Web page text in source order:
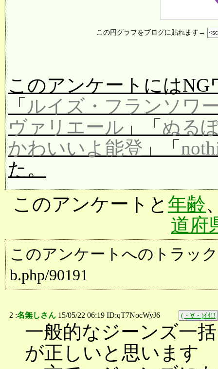
この円グラフをブログに貼れます→
このアンケートにはNG
「 ルイズ・フランソワ
ヴァリエール 」「 ぬる
かわいいよ能登 」「
た。
このアンケートと 年齢
道府
このアンケートへのトラッ
b.php/90191
2 :名無しさん 15/05/22 06:19 ID:qT7NocWyJ6 (・∀・)ｲｲ!!
一般的なジーンズ一
が正しいと思います